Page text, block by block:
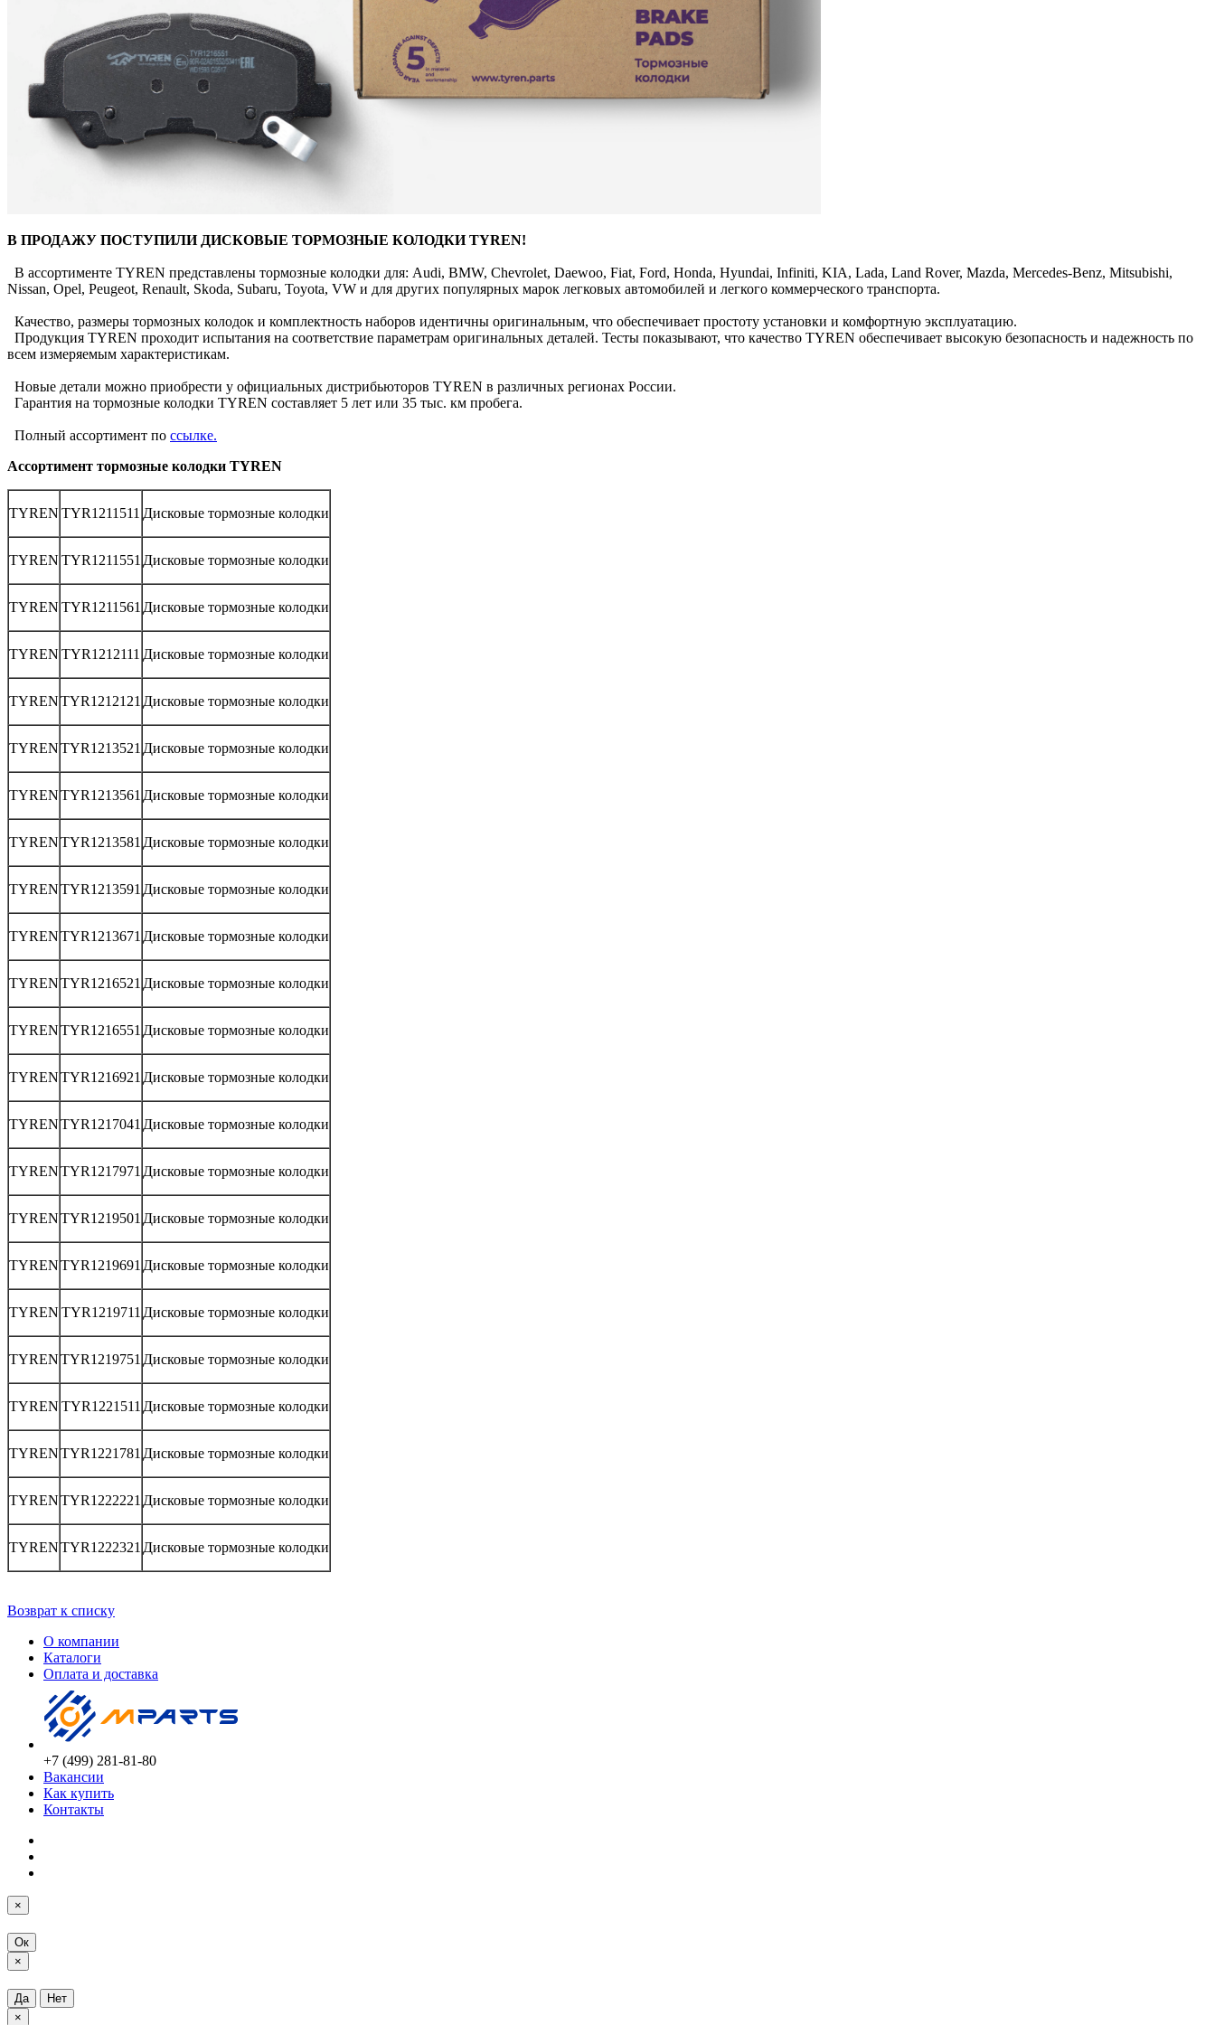
В ПРОДАЖУ ПОСТУПИЛИ ДИСКОВЫЕ ТОРМОЗНЫЕ КОЛОДКИ TYREN!
В ассортименте TYREN представлены тормозные колодки для: Audi, BMW, Chevrolet, Daewoo, Fiat, Ford, Honda, Hyundai, Infiniti, KIA, Lada, Land Rover, Mazda, Mercedes-Benz, Mitsubishi,
Nissan, Opel, Peugeot, Renault, Skoda, Subaru, Toyota, VW и для других популярных марок легковых автомобилей и легкого коммерческого транспорта.
Качество, размеры тормозных колодок и комплектность наборов идентичны оригинальным, что обеспечивает простоту установки и комфортную эксплуатацию.
Продукция TYREN проходит испытания на соответствие параметрам оригинальных деталей. Тесты показывают, что качество TYREN обеспечивает высокую безопасность и надежность по
всем измеряемым характеристикам.
Новые детали можно приобрести у официальных дистрибьюторов TYREN в различных регионах России.
Гарантия на тормозные колодки TYREN составляет 5 лет или 35 тыс. км пробега.
Полный ассортимент по ссылке.
Ассортимент тормозные колодки TYREN
TYREN TYR1211511 Дисковые тормозные колодки
TYREN TYR1211551 Дисковые тормозные колодки
TYREN TYR1211561 Дисковые тормозные колодки
TYREN TYR1212111 Дисковые тормозные колодки
TYRENTYR1212121 Дисковые тормозные колодки
TYRENTYR1213521 Дисковые тормозные колодки
TYRENTYR1213561 Дисковые тормозные колодки
TYRENTYR1213581 Дисковые тормозные колодки
TYRENTYR1213591 Дисковые тормозные колодки
TYRENTYR1213671 Дисковые тормозные колодки
TYRENTYR1216521 Дисковые тормозные колодки
TYRENTYR1216551 Дисковые тормозные колодки
TYRENTYR1216921 Дисковые тормозные колодки
TYRENTYR1217041 Дисковые тормозные колодки
TYRENTYR1217971 Дисковые тормозные колодки
TYRENTYR1219501 Дисковые тормозные колодки
TYRENTYR1219691 Дисковые тормозные колодки
TYREN TYR1219711 Дисковые тормозные колодки
TYRENTYR1219751 Дисковые тормозные колодки
TYREN TYR1221511 Дисковые тормозные колодки
TYRENTYR1221781 Дисковые тормозные колодки
TYRENTYR1222221 Дисковые тормозные колодки
TYRENTYR1222321 Дисковые тормозные колодки
Возврат к списку
О компании
Каталоги
Оплата и доставка
+7 (499) 281-81-80
Вакансии
Как купить
Контакты
×
Ок
×
Да
Нет
×